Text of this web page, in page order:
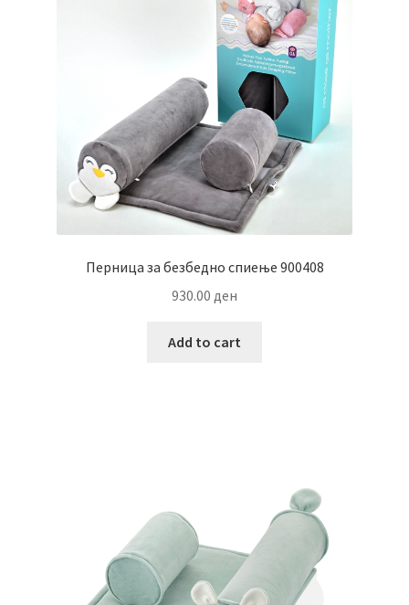
Перница за безбедно спиење 900408
930.00 ден
Add to cart